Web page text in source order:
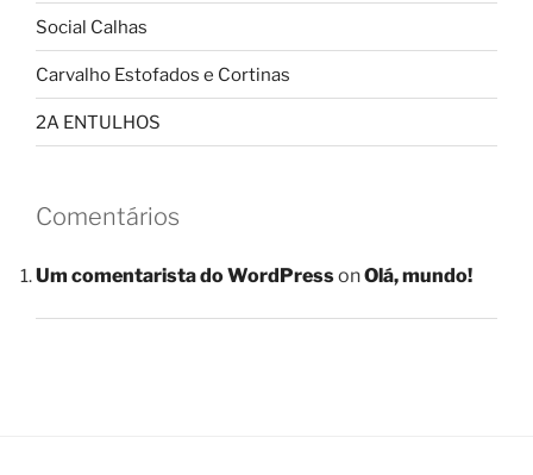
Social Calhas
Carvalho Estofados e Cortinas
2A ENTULHOS
Comentários
Um comentarista do WordPressonOlá, mundo!